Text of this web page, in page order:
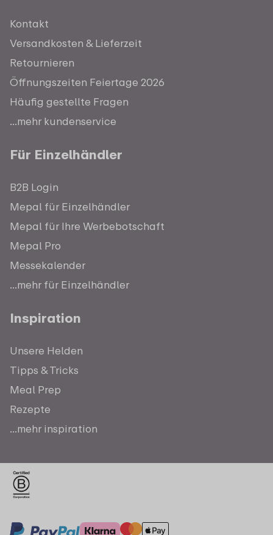
Kontakt
Versandkosten & Lieferzeit
Retournieren
Öffnungszeiten Feiertage 2026
Häufig gestellte Fragen
...mehr kundenservice
Für Einzelhändler
B2B Login
Mepal für Einzelhändler
Mepal für Ihre Werbebotschaft
Mepal Pro
Messekalender
...mehr für Einzelhändler
Inspiration
Unsere Helden
Tipps & Tricks
Meal Prep
Rezepte
...mehr inspiration